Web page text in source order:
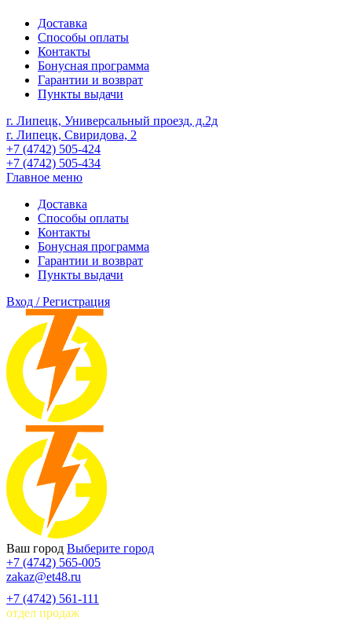
Доставка
Способы оплаты
Контакты
Бонусная программа
Гарантии и возврат
Пункты выдачи
г. Липецк, Универсальный проезд, д.2д
г. Липецк, Свиридова, 2
+7 (4742) 505-424
+7 (4742) 505-434
Главное меню
Доставка
Способы оплаты
Контакты
Бонусная программа
Гарантии и возврат
Пункты выдачи
Вход / Регистрация
Ваш город Выберите город
+7 (4742) 565-005
zakaz@et48.ru
+7 (4742) 561-111
отдел продаж